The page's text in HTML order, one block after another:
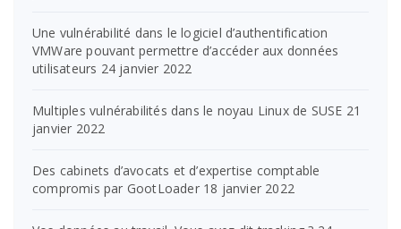
Une vulnérabilité dans le logiciel d’authentification
VMWare pouvant permettre d’accéder aux données
utilisateurs 24 janvier 2022
Multiples vulnérabilités dans le noyau Linux de SUSE 21
janvier 2022
Des cabinets d’avocats et d’expertise comptable
compromis par GootLoader 18 janvier 2022